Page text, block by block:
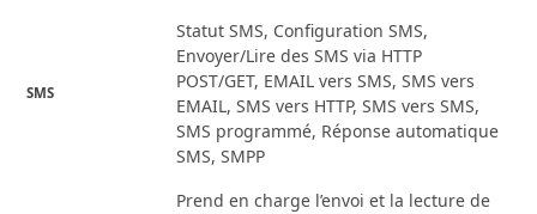
SMS
Statut SMS, Configuration SMS,
Envoyer/Lire des SMS via HTTP
POST/GET, EMAIL vers SMS, SMS vers
EMAIL, SMS vers HTTP, SMS vers SMS,
SMS programmé, Réponse automatique
SMS, SMPP
Prend en charge l’envoi et la lecture de